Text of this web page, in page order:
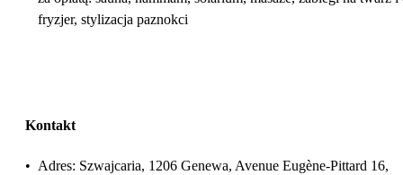
fryzjer, stylizacja paznokci
Kontakt
• Adres: Szwajcaria, 1206 Genewa, Avenue Eugène-Pittard 16,